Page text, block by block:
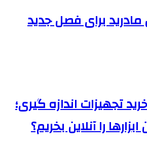
رئال مادرید برای فصل جدید
تجهیزات اندازه گیری؛
را آنلاین بخریم؟